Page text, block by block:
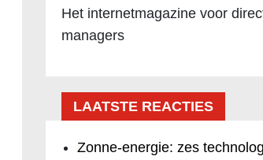
Het internetmagazine voor
managers
LAATSTE REACTIES
Zonne-energie: zes